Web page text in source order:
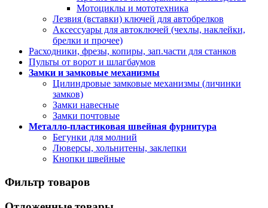
Мотоциклы и мототехника
Лезвия (вставки) ключей для автобрелков
Аксессуары для автоключей (чехлы, наклейки,
брелки и прочее)
Расходники, фрезы, копиры, зап.части для станков
Пульты от ворот и шлагбаумов
Замки и замковые механизмы
Цилиндровые замковые механизмы (личинки
замков)
Замки навесные
Замки почтовые
Металло-пластиковая швейная фурнитура
Бегунки для молний
Люверсы, хольнитены, заклепки
Кнопки швейные
Фильтр товаров